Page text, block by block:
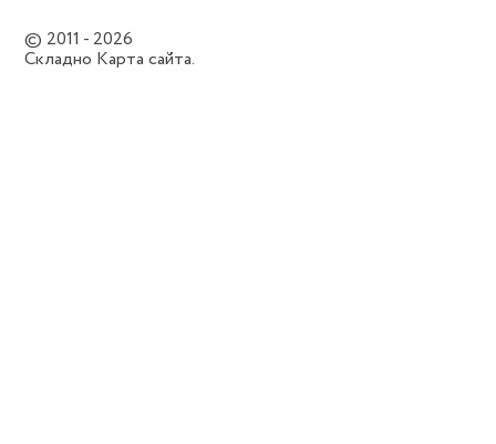
© 2011 - 2026
Складно Карта сайта.